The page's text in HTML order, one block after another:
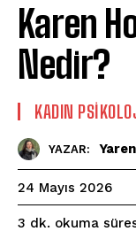
Karen
Nedir?
KADIN
YAZAR:
24 Mayıs 2026
3 dk. okuma